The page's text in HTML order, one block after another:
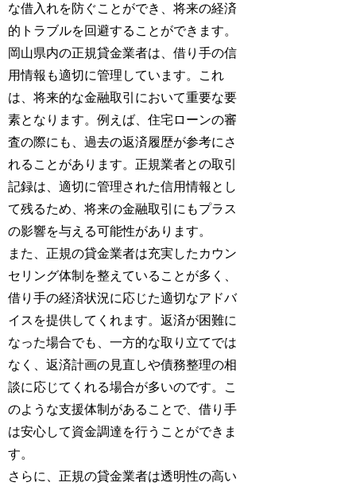
な借入れを防ぐことができ、将来の経済
的トラブルを回避することができます。
岡山県内の正規貸金業者は、借り手の信
用情報も適切に管理しています。これ
は、将来的な金融取引において重要な要
素となります。例えば、住宅ローンの審
査の際にも、過去の返済履歴が参考にさ
れることがあります。正規業者との取引
記録は、適切に管理された信用情報とし
て残るため、将来の金融取引にもプラス
の影響を与える可能性があります。
また、正規の貸金業者は充実したカウン
セリング体制を整えていることが多く、
借り手の経済状況に応じた適切なアドバ
イスを提供してくれます。返済が困難に
なった場合でも、一方的な取り立てでは
なく、返済計画の見直しや債務整理の相
談に応じてくれる場合が多いのです。こ
のような支援体制があることで、借り手
は安心して資金調達を行うことができま
す。
さらに、正規の貸金業者は透明性の高い